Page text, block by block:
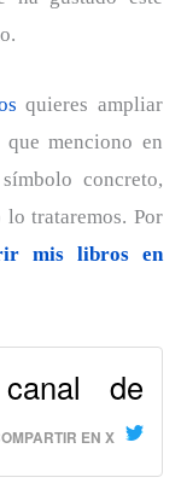
quieres ampliar
que menciono en
concreto,
trataremos. Por
mis libros en
de
EN X